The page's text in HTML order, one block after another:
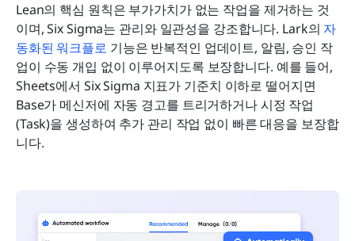
Lean의 핵심 원칙은 부가가치가 없는 작업을 제거하는 것
이며, Six Sigma는 관리와 일관성을 강조합니다. Lark의 자
동화된 워크플로 기능은 반복적인 업데이트, 알림, 승인 작
업이 수동 개입 없이 이루어지도록 보장합니다. 예를 들어,
Sheets에서 Six Sigma 지표가 기준치 이하로 떨어지면
Base가 메신저에 자동 경고를 트리거하거나 시정 작업
(Task)을 생성하여 추가 관리 작업 없이 빠른 대응을 보장합
니다.